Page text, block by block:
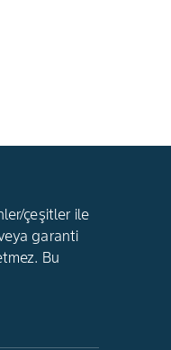
çeşitler ile
garanti
Bu